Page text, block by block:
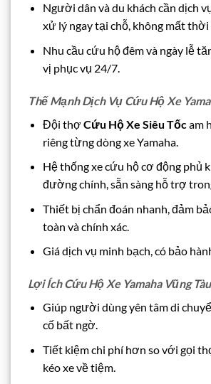
Người dân và du khách cần dịch
xử lý ngay tại chỗ, không mất
Nhu cầu cứu hộ đêm và ngày lễ
vị phục vụ 24/7.
Thế Mạnh Dịch Vụ Cứu Hộ Xe
Đội thợ Cứu Hộ Xe Siêu Tốcam
riêng từng dòng xe Yamaha.
Hệ thống xe cứu hộ cơ động phủ
đường chính, sẵn sàng hỗ trợ
Thiết bị chẩn đoán nhanh, đảm
toàn và chính xác.
Giá dịch vụ minh bạch, có bảo
Lợi Ích Cứu Hộ Xe Yamaha Vũng
Giúp người dùng yên tâm di
cố bất ngờ.
Tiết kiệm chi phí hơn so với gọi
kéo xe về tiệm.